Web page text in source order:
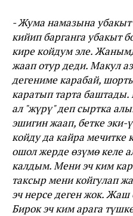
- Жума намазына
кийип барганга убакыт
кире койдум эле.
жаап отур деди. Макул
дегениме карабай,
каратып тарта
ал "жүрү" деп сыртка
эшигин жаап, бетке эки-
койду да кайра мечитке
ошол жерде өзүмө келе
калдым. Мени эч ким
таксыр мени койгулап
эч нерсе деген жок.
Бирок эч ким арага